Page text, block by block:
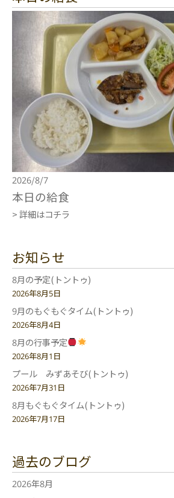
2026/8/7
本日の給食
> 詳細はコチラ
お知らせ
8月の予定(トントゥ)
2026年8月5日
9月のもぐもぐタイム(トントゥ)
2026年8月4日
8月の行事予定
2026年8月1日
プール みずあそび(トントゥ)
2026年7月31日
8月もぐもぐタイム(トントゥ)
2026年7月17日
過去のブログ
2026年8月